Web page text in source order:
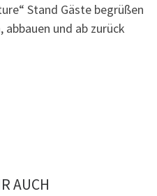
Stand Gäste begrüßen
abbauen und ab zurück
AUCH